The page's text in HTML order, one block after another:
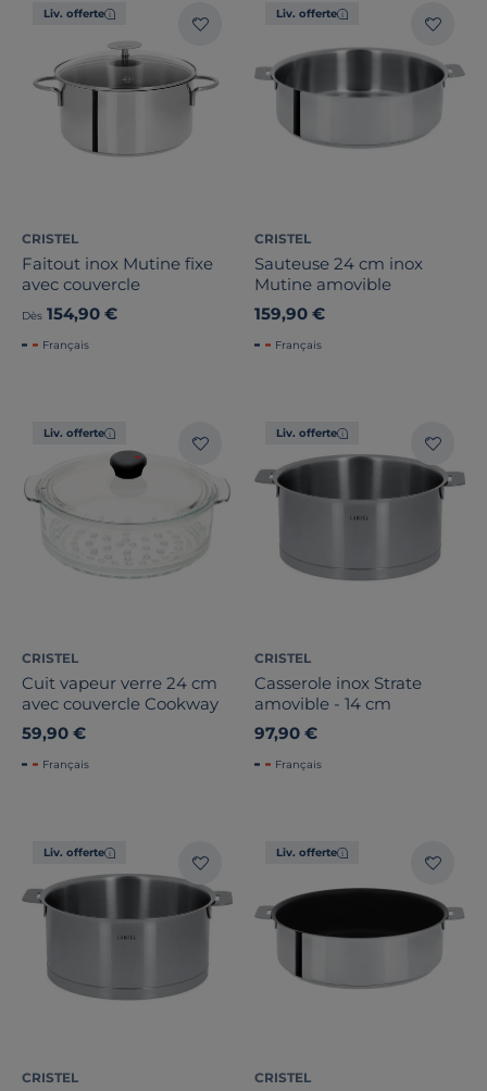
Liv. offerte
CRISTEL
Faitout inox Mutine fixe
avec couvercle
Dès 154,90 €
Français
Liv. offerte
CRISTEL
Sauteuse 24 cm inox
Mutine amovible
159,90 €
Français
Liv. offerte
CRISTEL
Cuit vapeur verre 24 cm
avec couvercle Cookway
59,90 €
Français
Liv. offerte
CRISTEL
Casserole inox Strate
amovible - 14 cm
97,90 €
Français
Liv. offerte
CRISTEL
Liv. offerte
CRISTEL